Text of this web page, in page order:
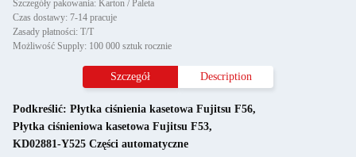
Szczegóły pakowania: Karton / Paleta
Czas dostawy: 7-14 pracuje
Zasady płatności: T/T
Możliwość Supply: 100 000 sztuk rocznie
Szczegół Description
Podkreślić: Płytka ciśnienia kasetowa Fujitsu F56,
Płytka ciśnieniowa kasetowa Fujitsu F53,
KD02881-Y525 Części automatyczne